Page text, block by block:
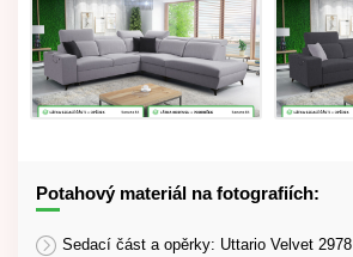
Potahový materiál na fotografiích:
Sedací část a opěrky: Uttario Velvet 2978